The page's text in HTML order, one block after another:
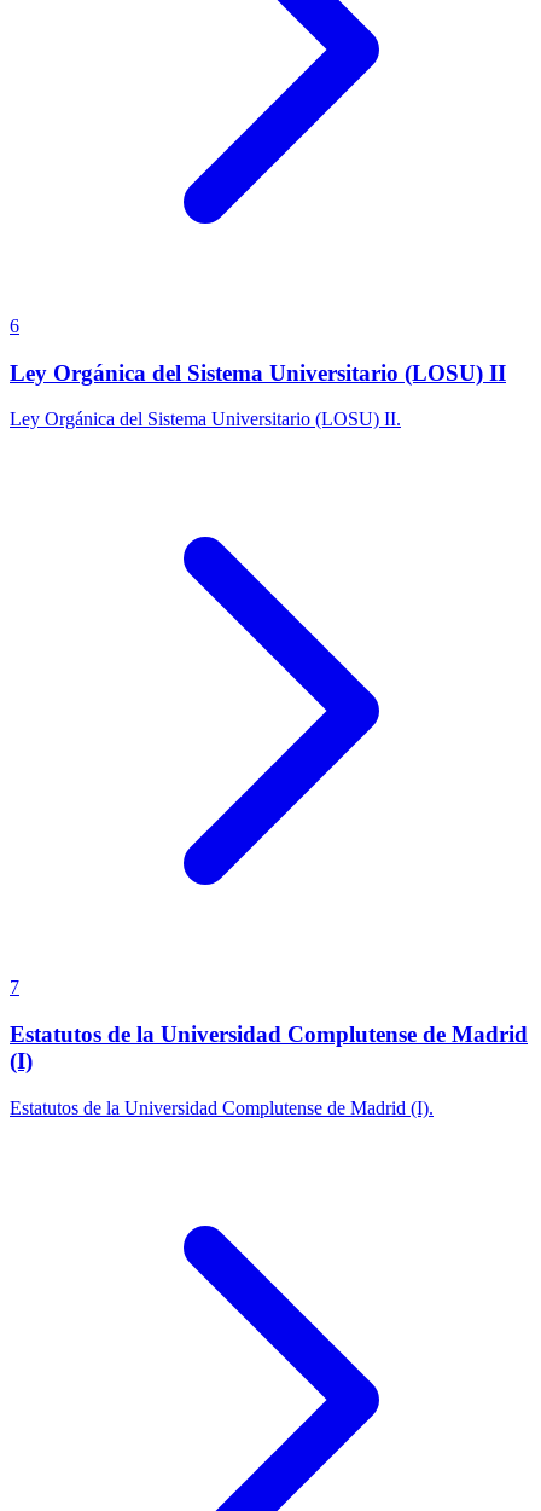
6
Ley Orgánica del Sistema Universitario (LOSU) II
Ley Orgánica del Sistema Universitario (LOSU) II.
7
Estatutos de la Universidad Complutense de Madrid
(I)
Estatutos de la Universidad Complutense de Madrid (I).